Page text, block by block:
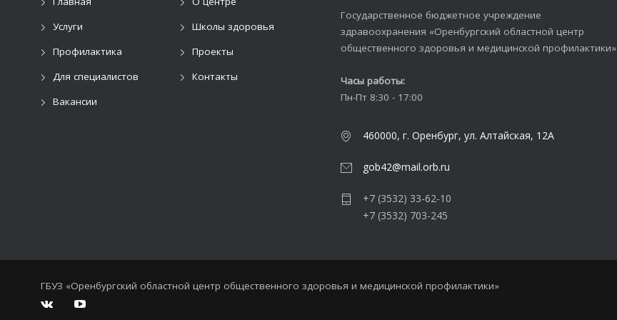
Услуги
Школы здоровья
Профилактика
Проекты
Для специалистов
Контакты
Вакансии
Государственное бюджетное учреждение
здравоохранения «Оренбургский областной центр
общественного здоровья и медицинской профилактики»
Часы работы:
Пн-Пт 8:30 - 17:00
460000, г. Оренбург, ул. Алтайская, 12А
gob42@mail.orb.ru
+7 (3532) 33-62-10
+7 (3532) 703-245
ГБУЗ «Оренбургский областной центр общественного здоровья и медицинской профилактики»